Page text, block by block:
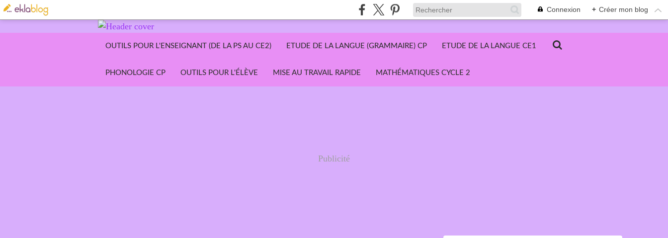
Connexion + Créer mon blog
OUTILS POUR L'ENSEIGNANT (DE LA PS AU CE2) ETUDE DE LA LANGUE (GRAMMAIRE) CP ETUDE DE LA LANGUE CE1
PHONOLOGIE CP OUTILS POUR L'ÉLÈVE MISE AU TRAVAIL RAPIDE MATHÉMATIQUES CYCLE 2
Publicité